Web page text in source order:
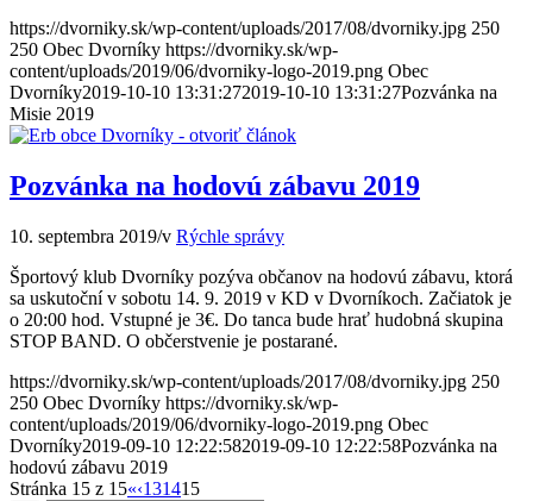
https://dvorniky.sk/wp-content/uploads/2017/08/dvorniky.jpg 250
250 Obec Dvorníky https://dvorniky.sk/wp-
content/uploads/2019/06/dvorniky-logo-2019.png Obec
Dvorníky2019-10-10 13:31:272019-10-10 13:31:27Pozvánka na
Misie 2019
Pozvánka na hodovú zábavu 2019
10. septembra 2019/v Rýchle správy
Športový klub Dvorníky pozýva občanov na hodovú zábavu, ktorá
sa uskutoční v sobotu 14. 9. 2019 v KD v Dvorníkoch. Začiatok je
o 20:00 hod. Vstupné je 3€. Do tanca bude hrať hudobná skupina
STOP BAND. O občerstvenie je postarané.
https://dvorniky.sk/wp-content/uploads/2017/08/dvorniky.jpg 250
250 Obec Dvorníky https://dvorniky.sk/wp-
content/uploads/2019/06/dvorniky-logo-2019.png Obec
Dvorníky2019-09-10 12:22:582019-09-10 12:22:58Pozvánka na
hodovú zábavu 2019
Stránka 15 z 15«‹131415